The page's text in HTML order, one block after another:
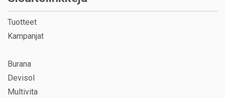
Tuotteet
Kampanjat
Burana
Devisol
Multivita